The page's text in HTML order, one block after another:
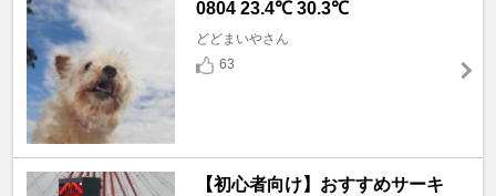
0804 23.4℃ 30.3℃
どどまいやさん
63
【初心者向け】おすすめサーキ